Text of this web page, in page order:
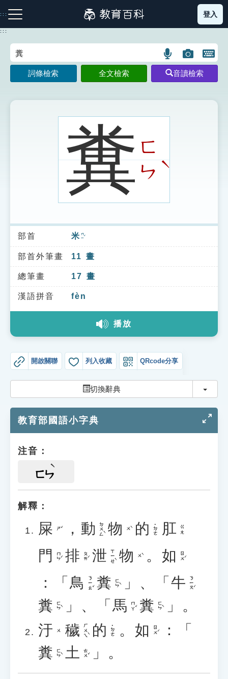
到
主
:::
注音索引圖示 筆畫索引圖示 部首索引表圖示
索引選單
知識索引
單字索引
生命大百科索引
教學應用
貓頭鷹博士
登入
:::
語
言
搜
示
圖
片
搜
開
鍵
圖
詞條檢索 全文檢索 音讀檢索
糞ㄈ
ㄣˋ
部首 米 ㄇㄧˇ
部首外筆畫 11 畫
總筆畫 17 畫
漢語拼音 fèn
播放
開啟關聯 列入收藏 QRcode分享
切換辭典 切換
教育部國語小字典
注音：
ㄈㄣ
解釋：
屎 ㄕˇ ， 動 ㄉㄨㄥˋ 物 ㄨˋ 的 ˙ㄉㄜ 肛 ㄍㄤ
門 ㄇㄣˊ 排 ㄆㄞˊ 泄 ㄒㄧㄝˋ 物 ㄨˋ 。 如 ㄖㄨˊ
：「 鳥 ㄋㄧㄠˇ 糞 ㄈㄣˋ 」、「 牛 ㄋㄧㄡˊ
糞 ㄈㄣˋ 」、「 馬 ㄇㄚˇ 糞 ㄈㄣˋ
」。
汙
ㄨ 穢 ㄏㄨㄟˋ 的 ˙ㄉㄜ 。 如 ㄖㄨˊ
：「
糞 ㄈㄣˋ 土 ㄊㄨˇ 」。